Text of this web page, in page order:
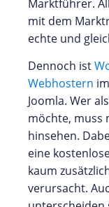
Marktführer.
mit dem
echte und
Dennoch ist
Webhostern
Joomla. Wer
möchte, muss
hinsehen.
eine
kaum
verursacht.